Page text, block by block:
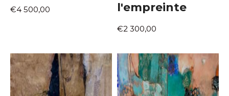
€4 500,00
l'empreinte
€2 300,00